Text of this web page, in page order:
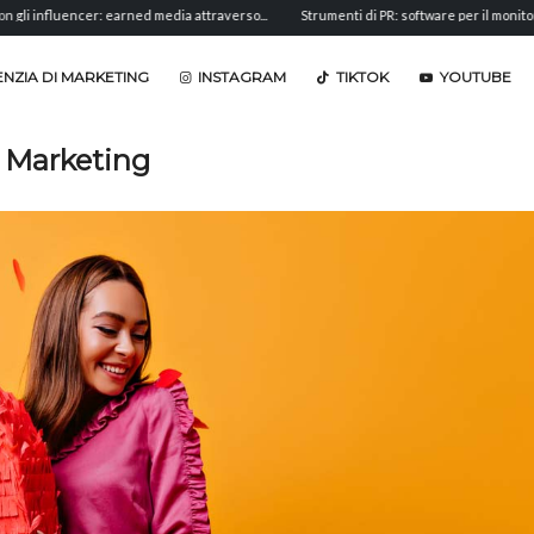
earned media attraverso... Strumenti di PR: software per il monitoraggio,...
DI MARKETING INSTAGRAM TIKTOK YOUTUBE